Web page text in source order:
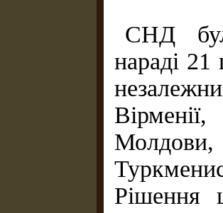
СНД
нараді
Рішення